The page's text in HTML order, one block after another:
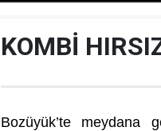
KOMBİ
Bozüyük’te meydana